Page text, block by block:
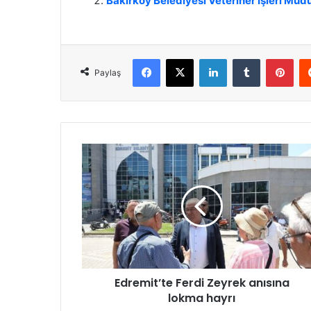
Paylaş
E
d
r
e
m
i
t
’
t
Edremit’te Ferdi Zeyrek anısına
lokma hayrı